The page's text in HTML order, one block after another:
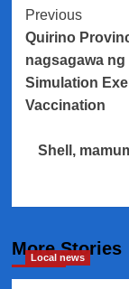
Post
Previous
Quirino
nagsagawa
Simulation
Vaccination
Shell,
More Stories
Local news